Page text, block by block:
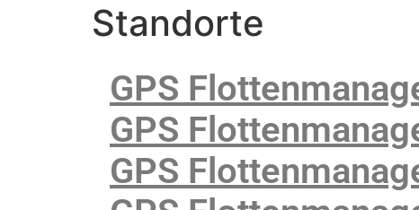
Standorte
GPS
GPS
GPS